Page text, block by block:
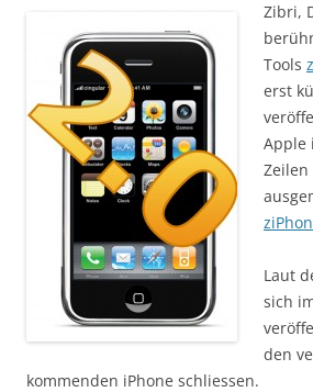
Zibri,
Tools
erst
Apple
Zeilen
Laut
sich
den
kommenden iPhone schliessen.